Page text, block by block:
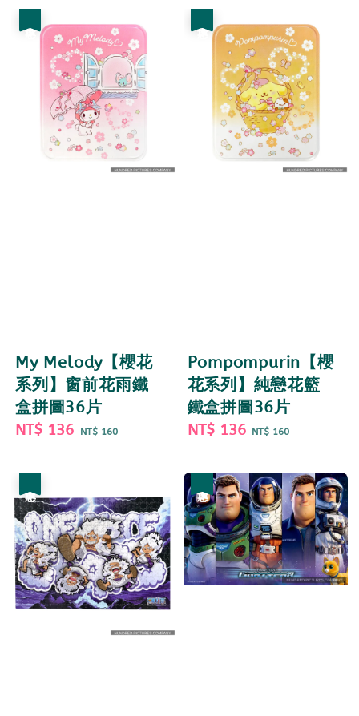
My Melody【櫻花
系列】窗前花雨鐵
盒拼圖36片
Sale
NT$ 136 Regular
NT$ 160
Pompompurin【櫻
花系列】純戀花籃
鐵盒拼圖36片
Sale
NT$ 136 Regular
NT$ 160